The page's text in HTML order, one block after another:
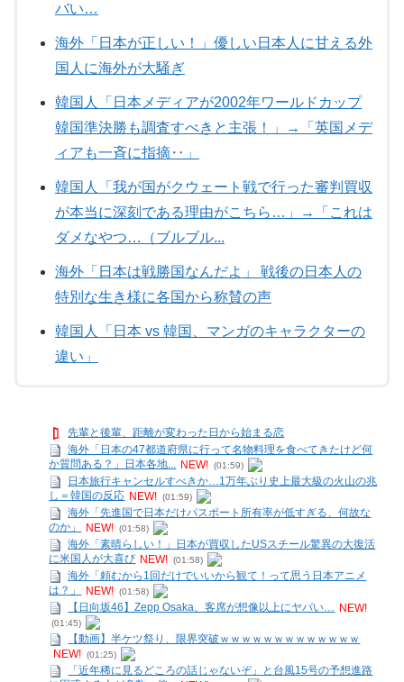
バい…
海外「日本が正しい！」優しい日本人に甘える外
国人に海外が大騒ぎ
韓国人「日本メディアが2002年ワールドカップ
韓国準決勝も調査すべきと主張！」→「英国メデ
ィアも一斉に指摘‥」
韓国人「我が国がクウェート戦で行った審判買収
が本当に深刻である理由がこちら…」→「これは
ダメなやつ…（ブルブル...
海外「日本は戦勝国なんだよ」 戦後の日本人の
特別な生き様に各国から称賛の声
韓国人「日本 vs 韓国、マンガのキャラクターの
違い」
先輩と後輩、距離が変わった日から始まる恋
海外「日本の47都道府県に行って名物料理を食べてきたけど何
か質問ある？」日本各地... NEW! (01:59)
日本旅行キャンセルすべきか…1万年ぶり史上最大級の火山の兆
し＝韓国の反応 NEW! (01:59)
海外「先進国で日本だけパスポート所有率が低すぎる、何故な
のか」
NEW! (01:58)
海外「素晴らしい！」日本が買収したUSスチール驚異の大復活
に米国人が大喜び NEW! (01:58)
海外「頼むから1回だけでいいから観て！って思う日本アニメ
は？」
NEW! (01:58)
【日向坂46】Zepp Osaka、客席が想像以上にヤバい… NEW!
(01:45)
【動画】半ケツ祭り、限界突破ｗｗｗｗｗｗｗｗｗｗｗｗｗ
NEW! (01:25)
「近年稀に見るどころの話じゃないぞ」と台風15号の予想進路